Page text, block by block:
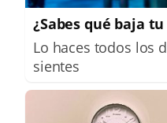
¿Sabes qué baja
Lo haces todos los
sientes